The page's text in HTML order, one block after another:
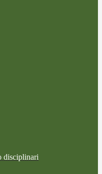
disciplinari